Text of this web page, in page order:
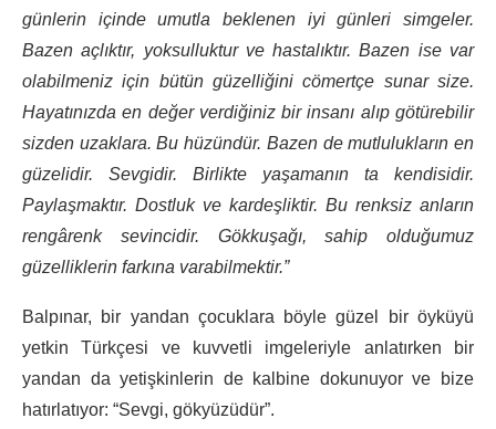
günlerin içinde umutla beklenen iyi günleri simgeler.
Bazen açlıktır, yoksulluktur ve hastalıktır. Bazen ise var
olabilmeniz için bütün güzelliğini cömertçe sunar size.
Hayatınızda en değer verdiğiniz bir insanı alıp götürebilir
sizden uzaklara. Bu hüzündür. Bazen de mutlulukların en
güzelidir. Sevgidir. Birlikte yaşamanın ta kendisidir.
Paylaşmaktır. Dostluk ve kardeşliktir. Bu renksiz anların
rengârenk sevincidir. Gökkuşağı, sahip olduğumuz
güzelliklerin farkına varabilmektir.”
Balpınar, bir yandan çocuklara böyle güzel bir öyküyü
yetkin Türkçesi ve kuvvetli imgeleriyle anlatırken bir
yandan da yetişkinlerin de kalbine dokunuyor ve bize
hatırlatıyor: “Sevgi, gökyüzüdür”.